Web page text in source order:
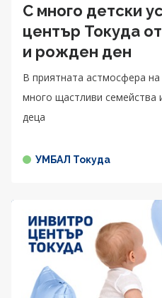
С много детски
център Токуда
и рожден ден
В приятната астмосфера
много щастливи семейства
деца
УМБАЛ Токуда